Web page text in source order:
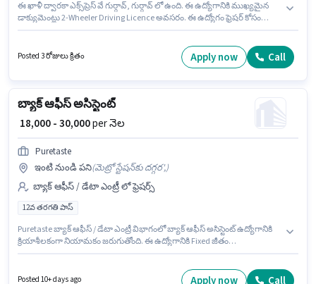
ఈ ఖాళీ ద్వారకా ఎక్స్‌ప్రెస్ వే గుర్గావ్, గుర్గావ్ లో ఉంది. ఈ ఉద్యోగానికి ముఖ్యమైన
డాక్యుమెంట్లు 2-Wheeler Driving Licence అవసరం. ఈ ఉద్యోగం ఫ్రెషర్ కోసం
దరఖాస్తుదారులు కనీసం 12వ తరగతి పాస్ డిగ్రీ లేదా సర్టిఫికెట్ కలిగి ఉండాలి. ఈ
ఉద్యోగానికి అభ్యర్థి వద్ద Lead Generation, Area Knowledge ఉండాలి.
Posted 3 రోజులు క్రితం Apply now Call
బ్యాక్ ఆఫీస్ అసిస్టెంట్
₹ 18,000 - 30,000per నెల
Puretaste
ఇంటి నుండి పని(మెట్రో స్టేషన్‌కు దగ్గర',)
బ్యాక్ ఆఫీస్ / డేటా ఎంట్రీ లో ఫ్రెషర్స్
12వ తరగతి పాస్
Puretaste బ్యాక్ ఆఫీస్ / డేటా ఎంట్రీ విభాగంలో బ్యాక్ ఆఫీస్ అసిస్టెంట్ ఉద్యోగానికి
క్రియాశీలకంగా నియామకం జరుగుతోంది. ఈ ఉద్యోగానికి Fixed జీతం
అనుకూలంగా ఉంటుంది. మీరు నెలకు ₹30000 వరకు సంపాదించవచ్చు.
Posted 10+ days ago Apply now Call